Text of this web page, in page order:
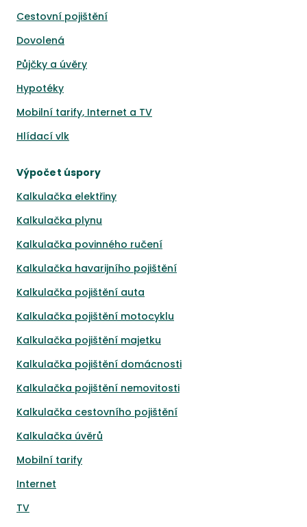
Cestovní pojištění
Dovolená
Půjčky a úvěry
Hypotéky
Mobilní tarify, Internet a TV
Hlídací vlk
Výpočet úspory
Kalkulačka elektřiny
Kalkulačka plynu
Kalkulačka povinného ručení
Kalkulačka havarijního pojištění
Kalkulačka pojištění auta
Kalkulačka pojištění motocyklu
Kalkulačka pojištění majetku
Kalkulačka pojištění domácnosti
Kalkulačka pojištění nemovitosti
Kalkulačka cestovního pojištění
Kalkulačka úvěrů
Mobilní tarify
Internet
TV